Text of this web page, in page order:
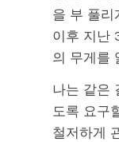
을 부 풀
이후 지난
의 무게를
나는 같은
도록 요구
철저하게